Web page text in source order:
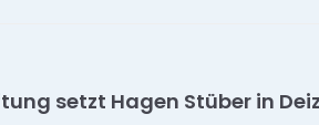
setzt Hagen Stüber in